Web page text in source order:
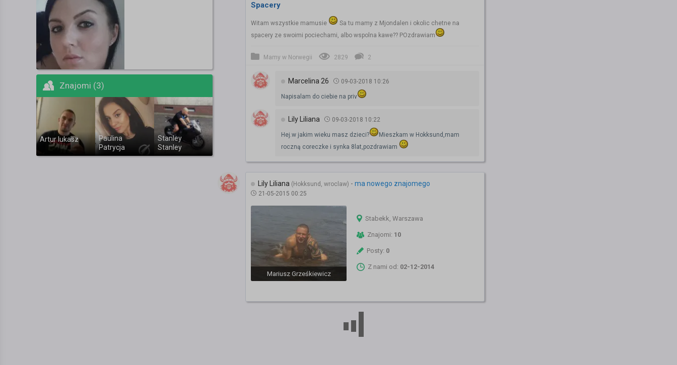
Znajomi (3)
Artur lukasz
Paulina
Patrycja
Stanley
Stanley
Spacery
Witam wszystkie mamusie
Sa tu mamy z Mjondalen i okolic chetne na
spacery ze swoimi pociechami, albo wspolna kawe?? POzdrawiam
Mamy w Norwegii 2829 2
Marcelina 26 09-03-2018 10:26
Napisalam do ciebie na priv
Lily Liliana 09-03-2018 10:22
Hej.w jakim wieku masz dzieci?
Mieszkam w Hokksund,mam
roczną coreczke i synka 8lat,pozdrawiam
Lily Liliana (Hokksund, wroclaw) - ma nowego znajomego
21-05-2015 00:25
Mariusz Grześkiewicz
Stabekk, Warszawa
Znajomi: 10
Posty: 0
Z nami od: 02-12-2014